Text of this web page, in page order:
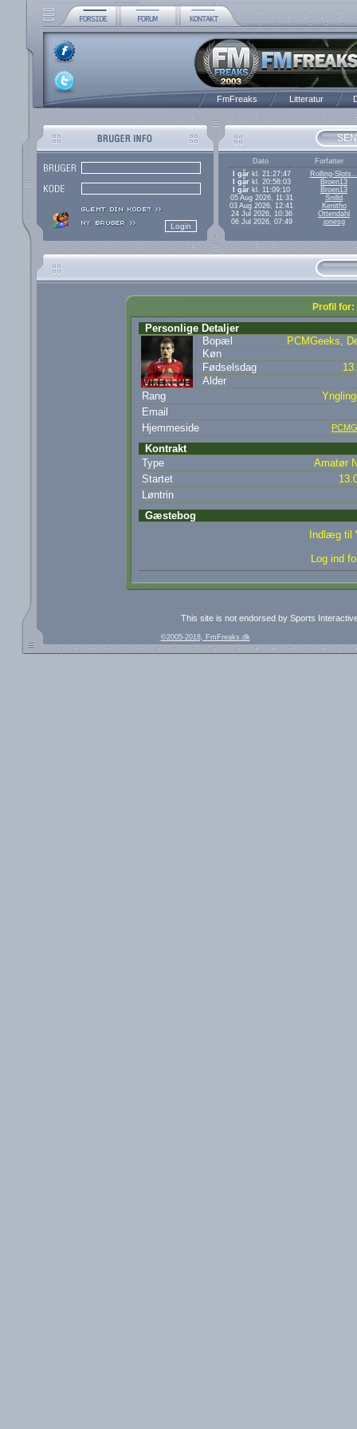
FmFreaks Litteratur
Dato
Forfatter
I gårkl. 21:27:47
Rolling-
I gårkl. 20:58:03
Broen13
I går kl. 11:09:10
Broen13
05 Aug 2026, 11:31
Snilld
03 Aug 2026, 12:41
Kenitho
24 Jul 2026, 10:36
Ottendahl
06 Jul 2026, 07:49
jonesg
Profil for:
Personlige Detaljer
Bopæl
PCMGeeks,
Køn
Fødselsdag
Alder
Rang
Email
Hjemmeside
Kontrakt
Type
Amatør
Startet
Løntrin
Gæstebog
Indlæg til
Log ind
This site is not endorsed by Sports
©2005-2018, FmFreaks.dk